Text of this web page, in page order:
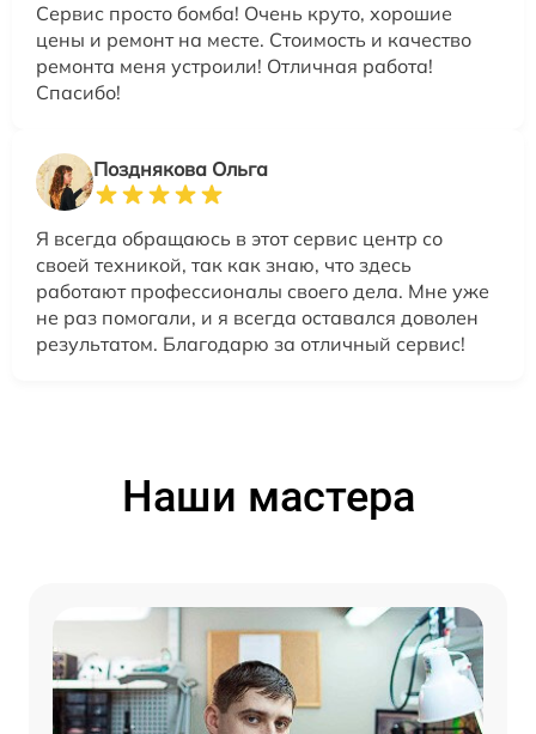
Сервис просто бомба! Очень круто, хорошие
цены и ремонт на месте. Стоимость и качество
ремонта меня устроили! Отличная работа!
Спасибо!
Позднякова Ольга
Я всегда обращаюсь в этот сервис центр со
своей техникой, так как знаю, что здесь
работают профессионалы своего дела. Мне уже
не раз помогали, и я всегда оставался доволен
результатом. Благодарю за отличный сервис!
Наши мастера